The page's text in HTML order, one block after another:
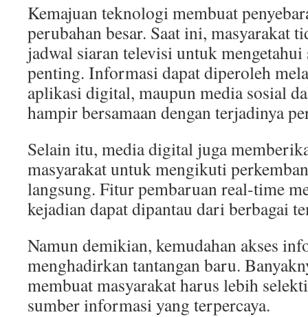
Kemajuan teknologi membuat
perubahan besar. Saat ini, masyarakat
jadwal siaran televisi untuk mengetahui
penting. Informasi dapat diperoleh
aplikasi digital, maupun media sosial
hampir bersamaan dengan terjadinya
Selain itu, media digital juga
masyarakat untuk mengikuti
langsung. Fitur pembaruan real-time
kejadian dapat dipantau dari berbagai
Namun demikian, kemudahan akses
menghadirkan tantangan baru.
membuat masyarakat harus lebih
sumber informasi yang terpercaya.